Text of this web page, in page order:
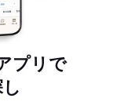
プリで